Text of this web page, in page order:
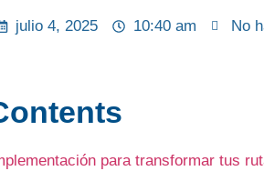
julio 4, 2025 10:40 am No
para transformar tus